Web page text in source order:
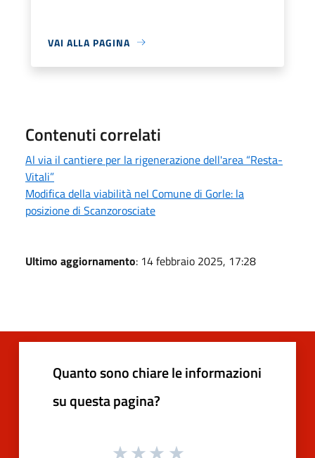
VAI ALLA PAGINA
Contenuti correlati
Al via il cantiere per la rigenerazione dell'area “Resta-
Vitali”
Modifica della viabilità nel Comune di Gorle: la
posizione di Scanzorosciate
Ultimo aggiornamento: 14 febbraio 2025, 17:28
Quanto sono chiare le informazioni
su questa pagina?